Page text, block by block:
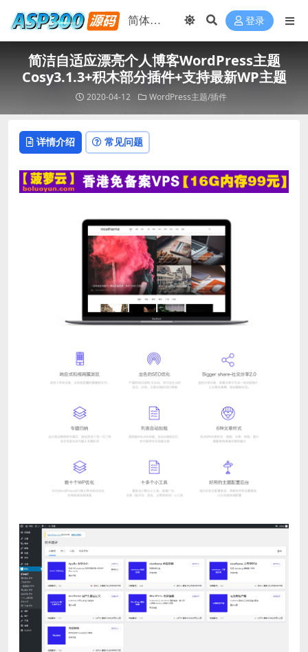
登录
简洁自适应漂亮个人博客WordPress主题
Cosy3.1.3+积木部分插件+支持最新WP主题
2020-04-12 WordPress主题/插件
详情介绍 常见问题